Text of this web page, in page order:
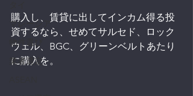
マレーシア
物件選び
業者選定
購入し、賃貸に出してインカム得る投
資するなら、せめてサルセド、ロック
ウェル、BGC、グリーンベルトあたり
に購入を。